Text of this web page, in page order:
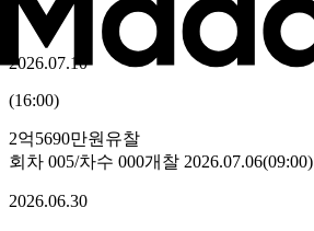
2026.07.10
(16:00)
2억5690만원 유찰
회차 005/차수 000개찰 2026.07.06(09:00)
2026.06.30